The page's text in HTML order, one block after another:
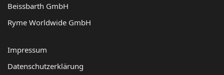
Beissbarth GmbH
Ryme Worldwide GmbH
Impressum
Datenschutzerklärung